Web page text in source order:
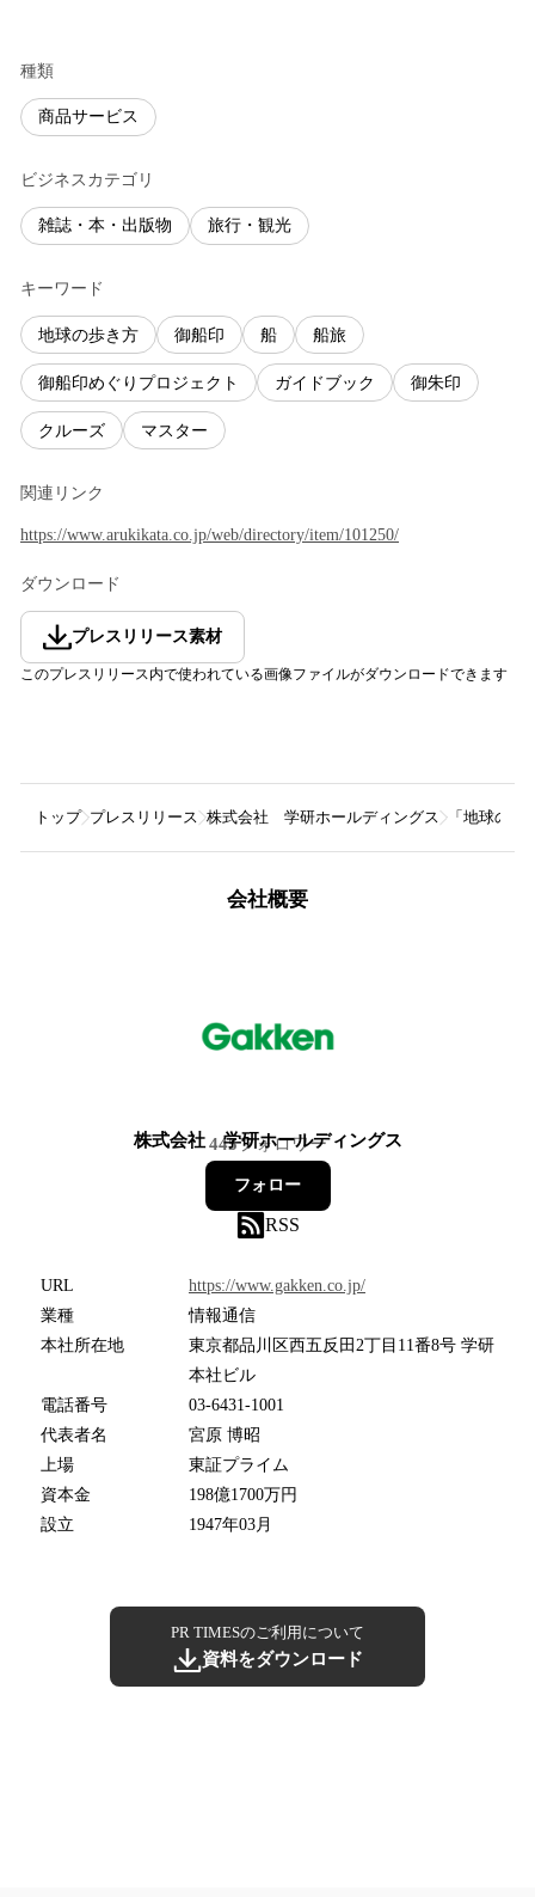
種類
商品サービス
ビジネスカテゴリ
雑誌・本・出版物 旅行・観光
キーワード
地球の歩き方 御船印 船 船旅
御船印めぐりプロジェクト ガイドブック 御朱印
クルーズ マスター
関連リンク
https://www.arukikata.co.jp/web/directory/item/101250/
ダウンロード
プレスリリース素材
このプレスリリース内で使われている画像ファイルがダウンロードできます
トップ プレスリリース 株式会社 学研ホールディングス 「地球の
会社概要
株式会社 学研ホールディングス
445フォロワー
フォロー
RSS
URL
https://www.gakken.co.jp/
業種
情報通信
本社所在地
東京都品川区西五反田2丁目11番8号 学研
本社ビル
電話番号
03-6431-1001
代表者名
宮原 博昭
上場
東証プライム
資本金
198億1700万円
設立
1947年03月
PR TIMESのご利用について
資料をダウンロード